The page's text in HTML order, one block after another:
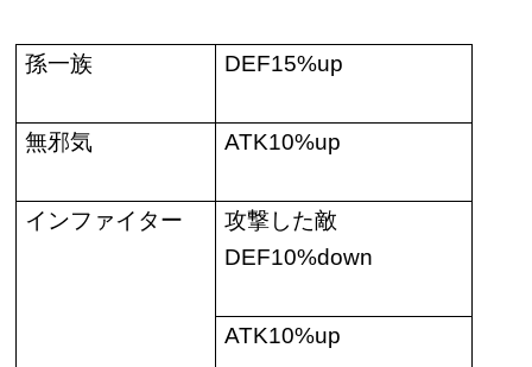
孫一族 DEF15%up
無邪気 ATK10%up
インファイター
攻撃した敵
DEF10%down
ATK10%up